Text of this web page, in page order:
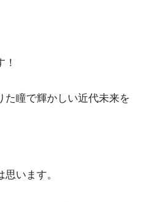
た瞳で輝かしい近代未来を
います。